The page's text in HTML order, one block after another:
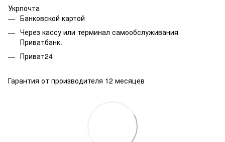
Укрпочта
Банковской картой
Через кассу или терминал самообслуживания
Приватбанк.
Приват24
Гарантия от производителя 12 месяцев